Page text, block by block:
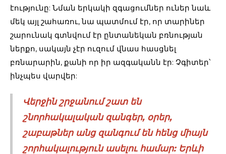
էությունը: Նման երկակի զգացումներ ուներ նաև
մեկ այլ շահառու, նա պատմում էր, որ տարիներ
շարունակ գտնվում էր ընտանեկան բռնության
ներքո, սակայն չէր ուզում վնաս հասցնել
բռնարարին, քանի որ իր ազգականն էր: Չգիտեր՝
ինչպես վարվեր:
Վերջին շրջանում շատ են
շնորհակալական զանգեր, օրեր,
շաբաթներ անց զանգում են հենց միայն
շորհակալություն ասելու համար: Երևի